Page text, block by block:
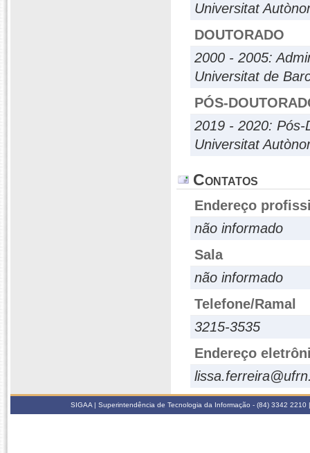
Universitat
DOUTORADO
2000 - 2005:
Universitat de
PÓS-
2019 - 2020: Pós-
Universitat
Contatos
Endereço
não informado
Sala
não informado
Telefone/Ramal
3215-3535
Endereço
SIGAA | Superintendência de Tecnologia da Informação - (84) 3342